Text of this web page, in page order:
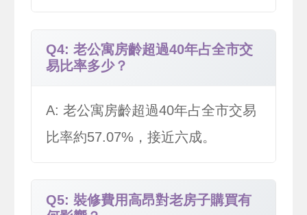
Q4: 老公寓房齡超過40年占全市交
易比率多少？
A: 老公寓房齡超過40年占全市交易
比率約57.07%，接近六成。
Q5: 裝修費用高昂對老房子購買有